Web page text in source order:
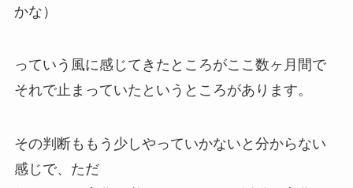
かな）
っていう風に感じてきたところがここ数ヶ月間で
それで止まっていたというところがあります。
その判断ももう少しやっていかないと分からない
感じで、ただ